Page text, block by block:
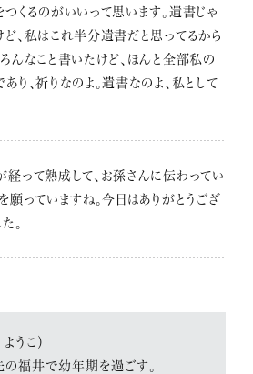
つくるのがいいって思います。遺書じゃ
ど、私はこれ半分遺書だと思ってるから
ろんなこと書いたけど、ほんと全部私の
り、祈りなのよ。遺書なのよ、私として
経って熟成して、お孫さんに伝わってい
を願っていますね。今日はありがとうござ
。
うこ）
福井で幼年期を過ごす。